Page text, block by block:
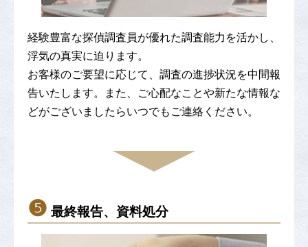
経験豊富な探偵調査員が優れた調査能力を活かし、
浮気の真実に迫ります。
お客様のご要望に応じて、調査の進捗状況を中間報
告いたします。また、ご心配なことや新たな情報な
どがございましたらいつでもご連絡ください。
❺ 最終報告、資料処分